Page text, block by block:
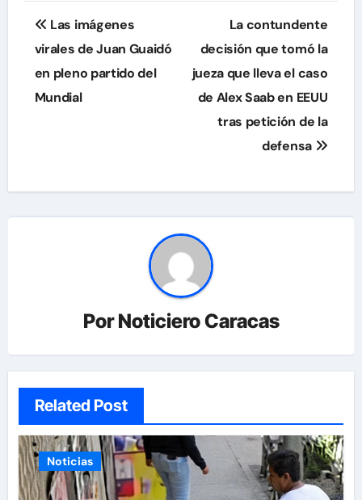
Navegación
de
entradas
Las imágenes
virales de Juan Guaidó
en pleno partido del
Mundial
La contundente
decisión que tomó la
jueza que lleva el caso
de Alex Saab en EEUU
tras petición de la
defensa
PorNoticiero Caracas
Related Post
Noticias